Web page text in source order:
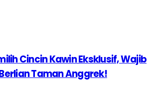
Cincin Kawin Eksklusif, Wajib
Taman Anggrek!